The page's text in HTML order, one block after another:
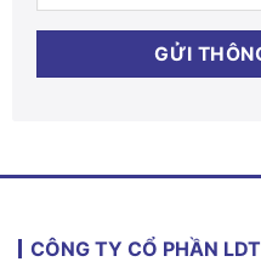
CÔNG TY CỔ PHẦN LDT